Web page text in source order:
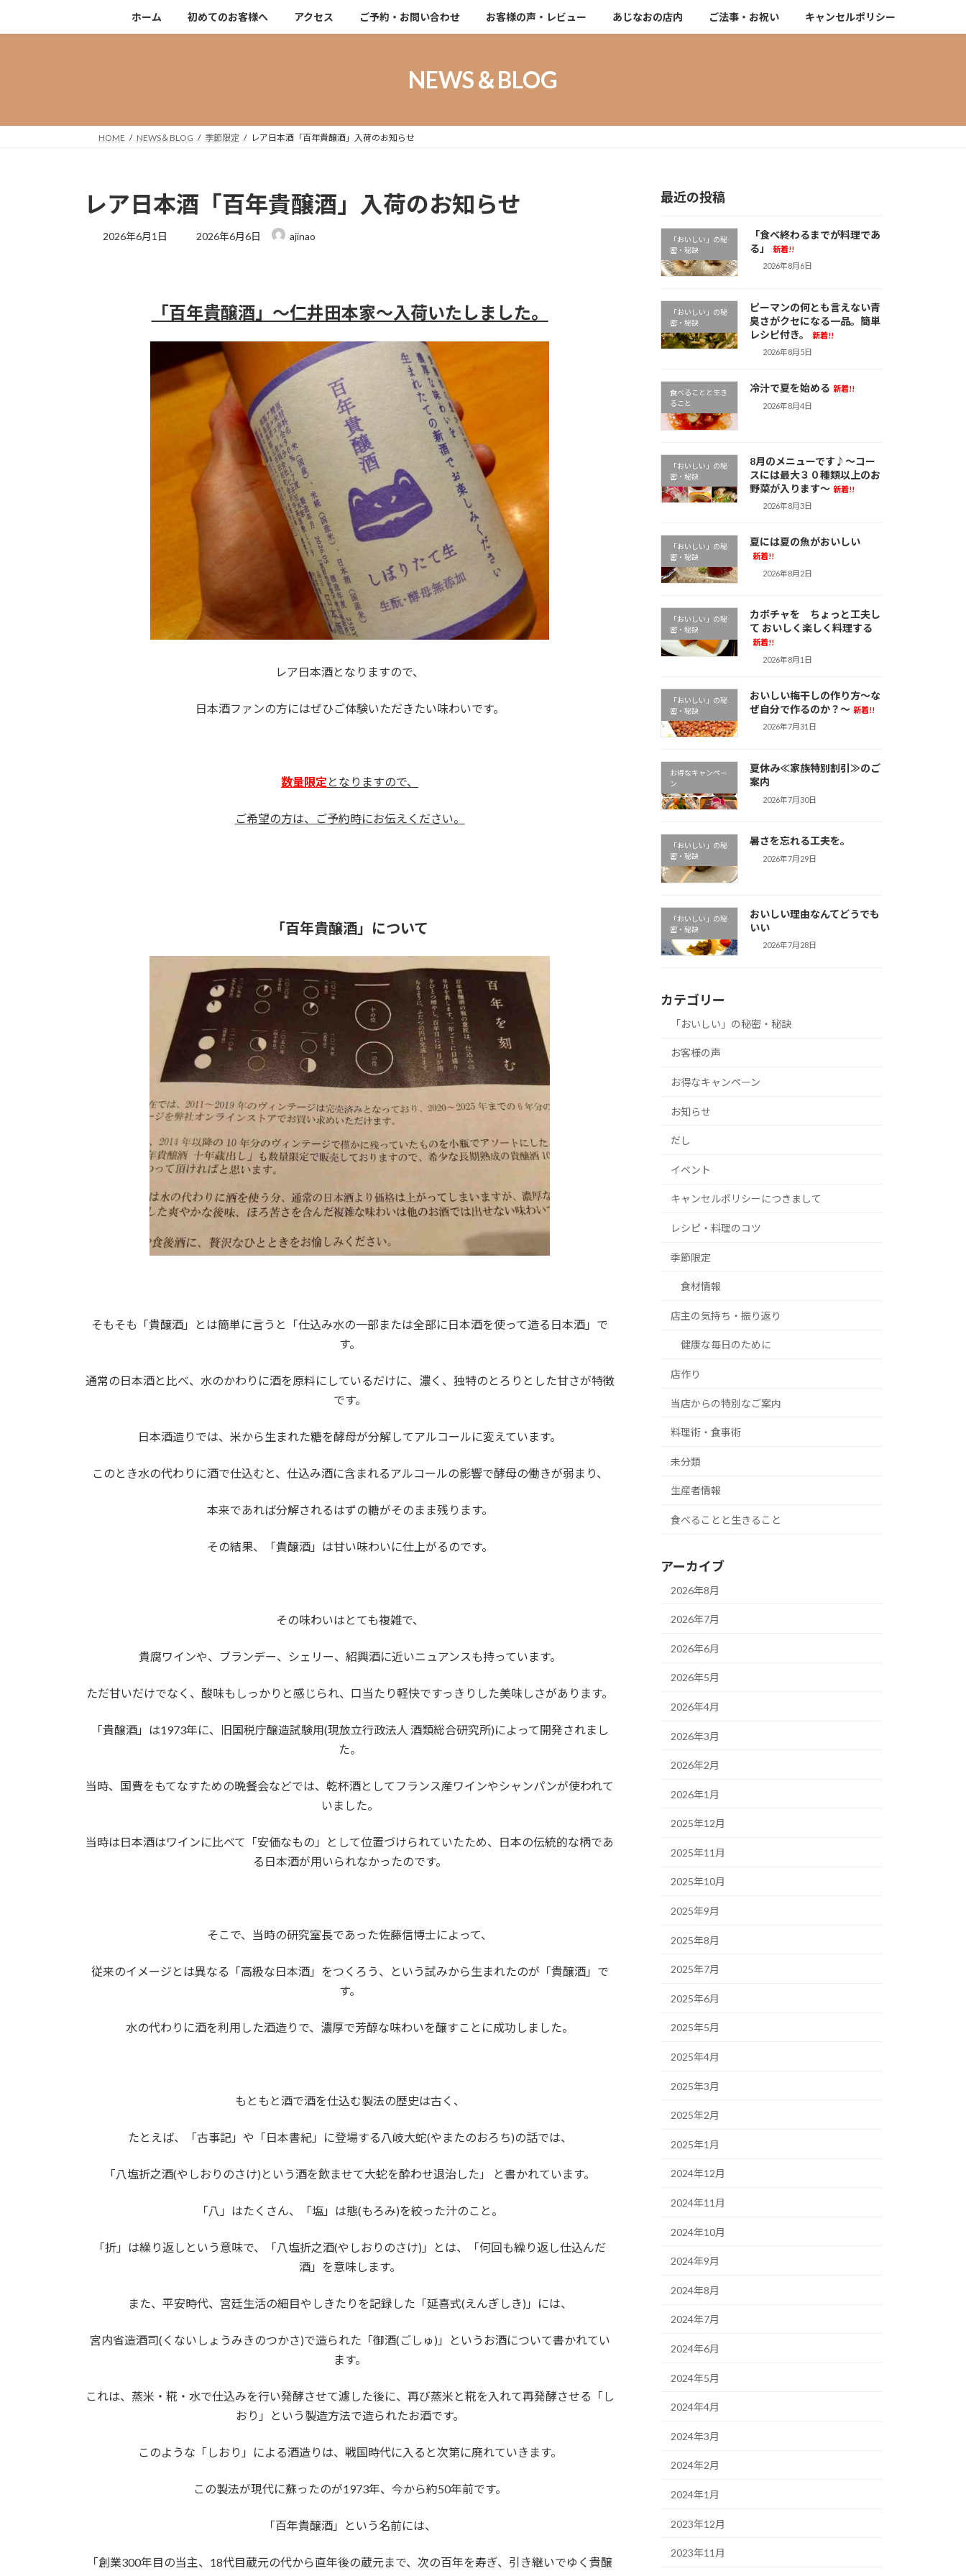
キ
に
ホーム 初めてのお客様へ アクセス ご予約・お問い合わせ お客様の声・レビュー あじなおの店内 ご法事・お祝い キャンセルポリシー
NEWS＆BLOG
HOME NEWS＆BLOG 季節限定 レア日本酒「百年貴醸酒」入荷のお知らせ
レア日本酒「百年貴醸酒」入荷のお知らせ
2026年6月1日
最
時
:
2026年6月6日 ajinao
「百年貴醸酒」～仁井田本家～入荷いたしました。
レア日本酒となりますので、
日本酒ファンの方にはぜひご体験いただきたい味わいです。
数量限定 となりますので、
ご希望の方は、ご予約時にお伝えください。
「百年貴醸酒」について
そもそも「貴醸酒」とは簡単に言うと「仕込み水の一部または全部に日本酒を使って造る日本酒」で
す。
通常の日本酒と比べ、水のかわりに酒を原料にしているだけに、濃く、独特のとろりとした甘さが特徴
です。
日本酒造りでは、米から生まれた糖を酵母が分解してアルコールに変えています。
このとき水の代わりに酒で仕込むと、仕込み酒に含まれるアルコールの影響で酵母の働きが弱まり、
本来であれば分解されるはずの糖がそのまま残ります。
その結果、「貴醸酒」は甘い味わいに仕上がるのです。
その味わいはとても複雑で、
貴腐ワインや、ブランデー、シェリー、紹興酒に近いニュアンスも持っています。
ただ甘いだけでなく、酸味もしっかりと感じられ、口当たり軽快ですっきりした美味しさがあります。
「貴醸酒」は1973年に、旧国税庁醸造試験用(現放立行政法人 酒類総合研究所)によって開発されまし
た。
当時、国費をもてなすための晩餐会などでは、乾杯酒としてフランス産ワインやシャンパンが使われて
いました。
当時は日本酒はワインに比べて「安価なもの」として位置づけられていたため、日本の伝統的な柄であ
る日本酒が用いられなかったのです。
そこで、当時の研究室長であった佐藤信博士によって、
従来のイメージとは異なる「高級な日本酒」をつくろう、という試みから生まれたのが「貴醸酒」で
す。
水の代わりに酒を利用した酒造りで、濃厚で芳醇な味わいを醸すことに成功しました。
もともと酒で酒を仕込む製法の歴史は古く、
たとえば、「古事記」や「日本書紀」に登場する八岐大蛇(やまたのおろち)の話では、
「八塩折之酒(やしおりのさけ)という酒を飲ませて大蛇を酔わせ退治した」 と書かれています。
「八」はたくさん、「塩」は態(もろみ)を絞った汁のこと。
「折」は繰り返しという意味で、「八塩折之酒(やしおりのさけ)」とは、「何回も繰り返し仕込んだ
酒」を意味します。
また、平安時代、宮廷生活の細目やしきたりを記録した「延喜式(えんぎしき)」には、
宮内省造酒司(くないしょうみきのつかさ)で造られた「御酒(ごしゅ)」というお酒について書かれてい
ます。
これは、蒸米・糀・水で仕込みを行い発酵させて濾した後に、再び蒸米と糀を入れて再発酵させる「し
おり」という製造方法で造られたお酒です。
このような「しおり」による酒造りは、戦国時代に入ると次第に廃れていきます。
この製法が現代に蘇ったのが1973年、今から約50年前です。
「百年貴醸酒」という名前には、
「創業300年目の当主、18代目蔵元の代から直年後の蔵元まで、次の百年を寿ぎ、引き継いでゆく貴醸
最近の投稿
「おいしい」の秘
密・秘訣
「食べ終わるまでが料理であ
る」
新着!!
2026年8月6日
「おいしい」の秘
密・秘訣
ピーマンの何とも言えない青
臭さがクセになる一品。簡単
レシピ付き。
新着!!
2026年8月5日
食べることと生き
ること
冷汁で夏を始める 新着!!
2026年8月4日
「おいしい」の秘
密・秘訣
8月のメニューです♪～コー
スには最大３０種類以上のお
野菜が入ります～ 新着!!
2026年8月3日
「おいしい」の秘
密・秘訣
夏には夏の魚がおいしい
新着!!
2026年8月2日
「おいしい」の秘
密・秘訣
カボチャを ちょっと工夫し
て おいしく楽しく料理する
新着!!
2026年8月1日
「おいしい」の秘
密・秘訣
おいしい梅干しの作り方～な
ぜ自分で作るのか？～ 新着!!
2026年7月31日
お得なキャンペー
ン
夏休み≪家族特別割引≫のご
案内
2026年7月30日
「おいしい」の秘
密・秘訣
暑さを忘れる工夫を。
2026年7月29日
「おいしい」の秘
密・秘訣
おいしい理由なんてどうでも
いい
2026年7月28日
カテゴリー
「おいしい」の秘密・秘訣
お客様の声
お得なキャンペーン
お知らせ
だし
イベント
キャンセルポリシーにつきまして
レシピ・料理のコツ
季節限定
食材情報
店主の気持ち・振り返り
健康な毎日のために
店作り
当店からの特別なご案内
料理術・食事術
未分類
生産者情報
食べることと生きること
アーカイブ
2026年8月
2026年7月
2026年6月
2026年5月
2026年4月
2026年3月
2026年2月
2026年1月
2025年12月
2025年11月
2025年10月
2025年9月
2025年8月
2025年7月
2025年6月
2025年5月
2025年4月
2025年3月
2025年2月
2025年1月
2024年12月
2024年11月
2024年10月
2024年9月
2024年8月
2024年7月
2024年6月
2024年5月
2024年4月
2024年3月
2024年2月
2024年1月
2023年12月
2023年11月